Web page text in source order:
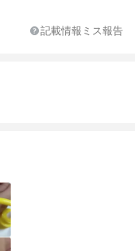
記載情報ミス報告